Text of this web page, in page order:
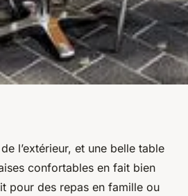
extérieures :
pour l'été !
l’extérieur, et une belle table
confortables en fait bien
pour des repas en famille ou